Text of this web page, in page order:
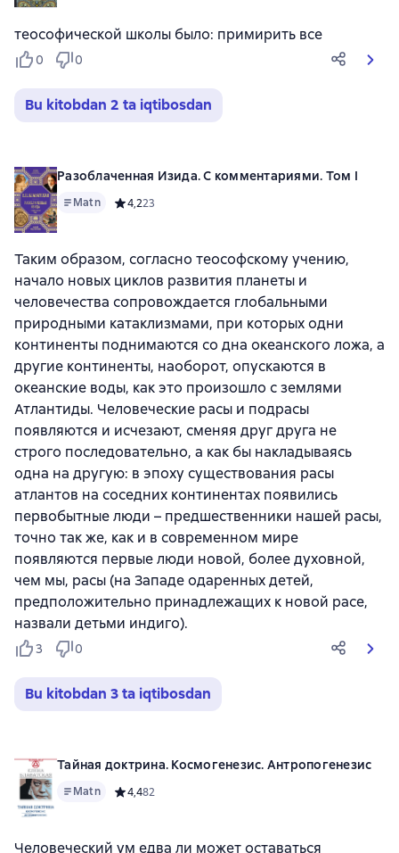
теософической школы было: примирить все
0 0
Bu kitobdan 2 ta iqtibosdan
Разоблаченная Изида. С комментариями. Том I
Matn Средний рейтинг 4,2 на основе 23 оценок
4,223
Таким образом, согласно теософскому учению,
начало новых циклов развития планеты и
человечества сопровождается глобальными
природными катаклизмами, при которых одни
континенты поднимаются со дна океанского ложа, а
другие континенты, наоборот, опускаются в
океанские воды, как это произошло с землями
Атлантиды. Человеческие расы и подрасы
появляются и исчезают, сменяя друг друга не
строго последовательно, а как бы накладываясь
одна на другую: в эпоху существования расы
атлантов на соседних континентах появились
первобытные люди – предшественники нашей расы,
точно так же, как и в современном мире
появляются первые люди новой, более духовной,
чем мы, расы (на Западе одаренных детей,
предположительно принадлежащих к новой расе,
назвали детьми индиго).
3 0
Bu kitobdan 3 ta iqtibosdan
Тайная доктрина. Космогенезис. Антропогенезис
Matn Средний рейтинг 4,4 на основе 82 оценок
4,482
Человеческий ум едва ли может оставаться